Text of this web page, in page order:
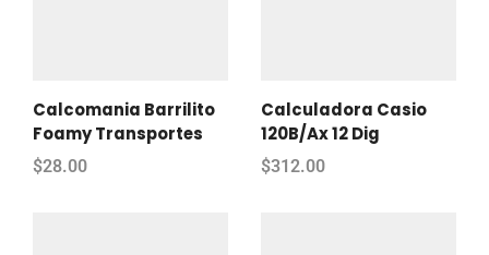
Calcomania Barrilito
Foamy Transportes
$28.00
Calculadora Casio
120B/Ax 12 Dig
$312.00